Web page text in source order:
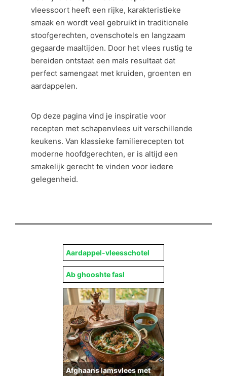
vleessoort heeft een rijke, karakteristieke
smaak en wordt veel gebruikt in traditionele
stoofgerechten, ovenschotels en langzaam
gegaarde maaltijden. Door het vlees rustig te
bereiden ontstaat een mals resultaat dat
perfect samengaat met kruiden, groenten en
aardappelen.
Op deze pagina vind je inspiratie voor
recepten met schapenvlees uit verschillende
keukens. Van klassieke familierecepten tot
moderne hoofdgerechten, er is altijd een
smakelijk gerecht te vinden voor iedere
gelegenheid.
Aardappel-vleesschotel
Ab ghooshte fasl
Afghaans lamsvlees met